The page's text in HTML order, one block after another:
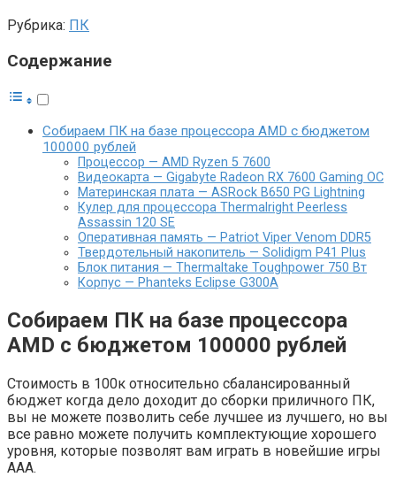
Рубрика: ПК
Содержание
Собираем ПК на базе процессора AMD с бюджетом
100000 рублей
Процессор — AMD Ryzen 5 7600
Видеокарта — Gigabyte Radeon RX 7600 Gaming OC
Материнская плата — ASRock B650 PG Lightning
Кулер для процессора Thermalright Peerless
Assassin 120 SE
Оперативная память — Patriot Viper Venom DDR5
Твердотельный накопитель — Solidigm P41 Plus
Блок питания — Thermaltake Toughpower 750 Вт
Корпус — Phanteks Eclipse G300A
Собираем ПК на базе процессора
AMD с бюджетом 100000 рублей
Стоимость в 100к относительно сбалансированный
бюджет когда дело доходит до сборки приличного ПК,
вы не можете позволить себе лучшее из лучшего, но вы
все равно можете получить комплектующие хорошего
уровня, которые позволят вам играть в новейшие игры
ААА.